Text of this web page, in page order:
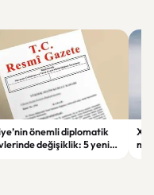
önemli diplomatik
değişiklik: 5 yeni